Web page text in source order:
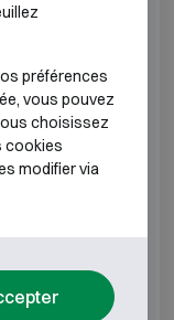
H1003 L810 P725
H1193 L810 P725
H1883 L1110 P725
préférences
vous pouvez
choisissez
cookies
modifier via